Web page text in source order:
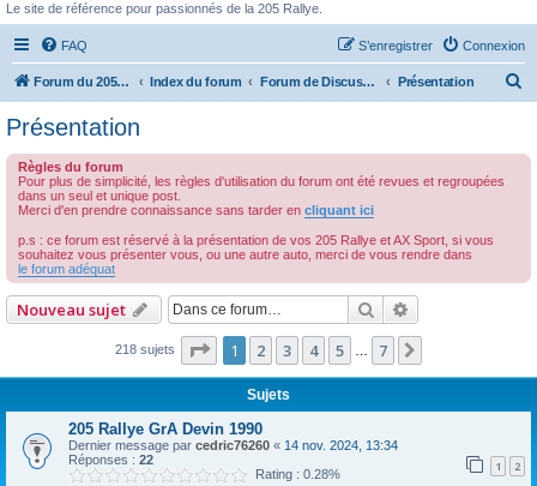
Le site de référence pour passionnés de la 205 Rallye.
FAQ Connexion
S’enregistrer
Forum du 205 Rallye club de France Index du forum Forum de Discussion Présentation
h
Présentation
Règles du forum
Pour plus de simplicité, les règles d'utilisation du forum ont été revues et regroupées
dans un seul et unique post.
Merci d'en prendre connaissance sans tarder en cliquant ici
p.s : ce forum est réservé à la présentation de vos 205 Rallye et AX Sport, si vous
souhaitez vous présenter vous, ou une autre auto, merci de vous rendre dans
le forum adéquat
Nouveau sujet Rechercher
218 sujets Page 1sur
1 2 3 4 5 7
Sujets
205 Rallye GrA Devin 1990
Dernier message par cedric76260 « 14 nov. 2024, 13:34
Réponses : 22 1 2
Rating : 0.28%